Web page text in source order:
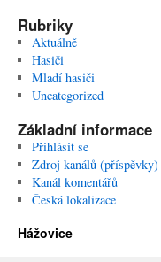
Rubriky
Aktuálně
Hasiči
Mladí hasiči
Uncategorized
Základní informace
Přihlásit se
Zdroj kanálů (příspěvky)
Kanál komentářů
Česká lokalizace
Hážovice